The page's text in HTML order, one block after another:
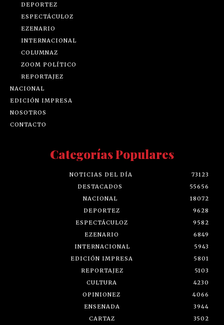
DEPORTEZ
ESPECTÁCULOZ
EZENARIO
INTERNACIONAL
COLUMNAZ
ZOOM POLÍTICO
REPORTAJEZ
NACIONAL
EDICIÓN IMPRESA
NOSOTROS
CONTACTO
Categorías Populares
NOTICIAS DEL DÍA
73123
DESTACADOS
55656
NACIONAL
18072
DEPORTEZ
9628
ESPECTÁCULOZ
9582
EZENARIO
6849
INTERNACIONAL
5943
EDICIÓN IMPRESA
5801
REPORTAJEZ
5103
CULTURA
4230
OPINIONEZ
4066
ENSENADA
3944
CARTAZ
3502